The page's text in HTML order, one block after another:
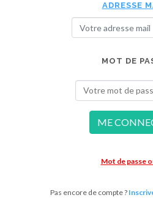
ADRESSE
MOT DE
ME
Mot de passe
Pas encore de compte ?